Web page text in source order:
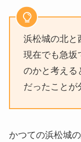
浜松城の北と
現在でも急坂
のかと考える
だったことが
かつての浜松城